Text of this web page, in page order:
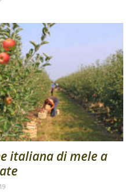
italiana di mele a